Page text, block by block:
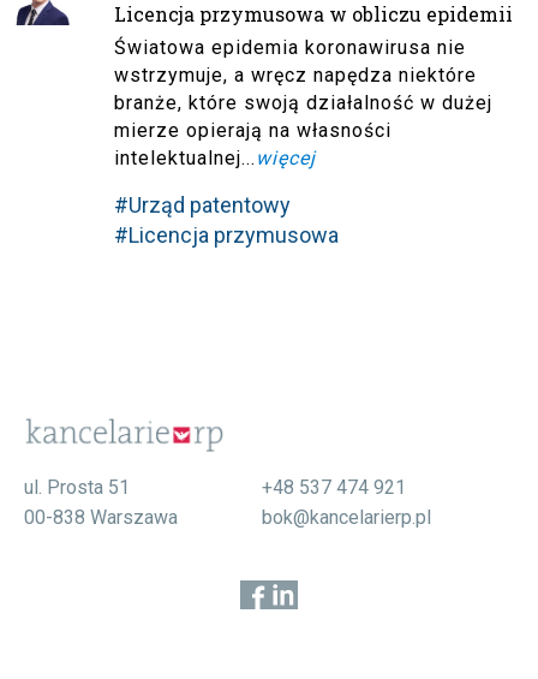
Licencja przymusowa w obliczu epidemii
Światowa epidemia koronawirusa nie
wstrzymuje, a wręcz napędza niektóre
branże, które swoją działalność w dużej
mierze opierają na własności
intelektualnej... więcej
#Urząd patentowy
#Licencja przymusowa
ul. Prosta 51
00-838 Warszawa
+48 537 474 921
bok@kancelarierp.pl